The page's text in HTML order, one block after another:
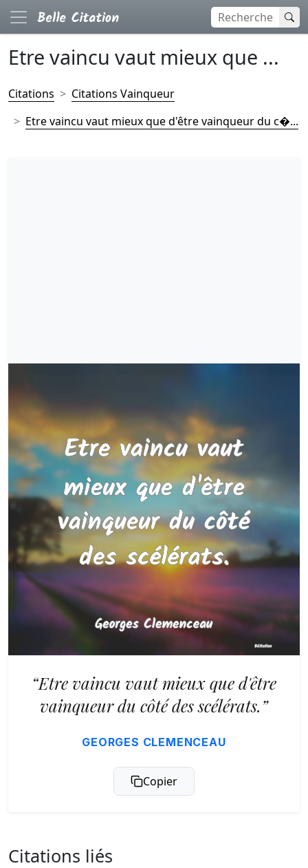
Etre vaincu vaut mieux que ...
Citations
Citations Vainqueur
Etre vaincu vaut mieux que d'être vainqueur du c�...
“Etre vaincu vaut mieux que d'être
vainqueur du côté des scélérats.”
GEORGES CLEMENCEAU
Copier
Citations liés